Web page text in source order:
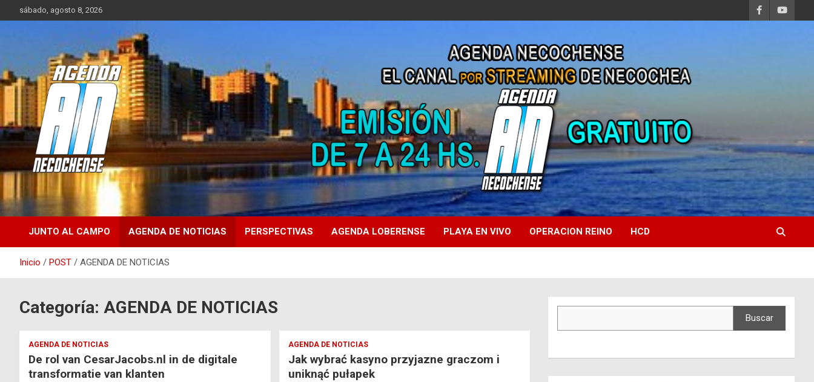
al
sábado, agosto 8, 2026
AGENDA
NECOCHENSE
Sitio de Noticias de Necochea y zona
JUNTO AL CAMPO AGENDA DE NOTICIAS PERSPECTIVAS AGENDA LOBERENSE PLAYA EN VIVO OPERACION REINO HCD
Inicio POST AGENDA DE NOTICIAS
Categoría: AGENDA DE NOTICIAS
AGENDA DE NOTICIAS
De rol van CesarJacobs.nl in de digitale
transformatie van klanten
AGENDA DE NOTICIAS
Jak wybrać kasyno przyjazne graczom i
uniknąć pułapek
Buscar